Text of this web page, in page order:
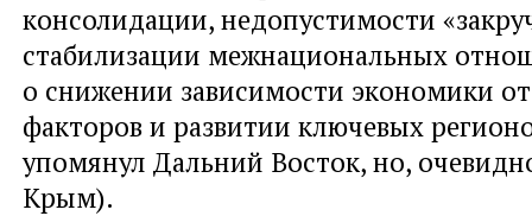
консолидации, недопустимости
стабилизации межнациональных
о снижении зависимости экономики
факторов и развитии ключевых
упомянул Дальний Восток, но,
Крым).